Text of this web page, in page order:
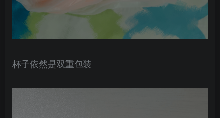
杯子依然是双重包装